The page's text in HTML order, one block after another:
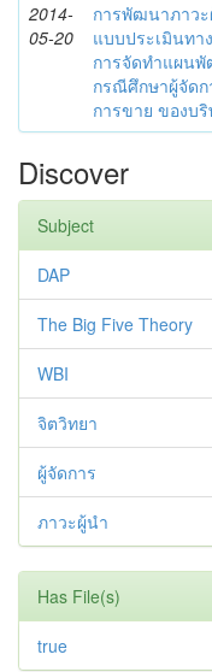
2014-
05-20
การพัฒนาภาว
แบบประเมินทา
การจัดทำแผน
กรณีศึกษาผู้จัด
การขาย ของบ
Discover
Subject
DAP
The Big Five Theory
WBI
จิตวิทยา
ผู้จัดการ
ภาวะผู้นำ
Has File(s)
true